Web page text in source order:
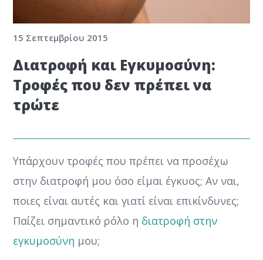
15 Σεπτεμβρίου 2015
Διατροφή και Εγκυμοσύνη:
Τροφές που δεν πρέπει να
τρώτε
Υπάρχουν τροφές που πρέπει να προσέχω
στην διατροφή μου όσο είμαι έγκυος; Αν ναι,
ποιες είναι αυτές και γιατί είναι επικίνδυνες;
Παίζει σημαντικό ρόλο η διατροφή στην
εγκυμοσύνη μου;